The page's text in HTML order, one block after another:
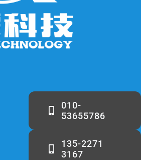
010-
53655786
135-2271
3167